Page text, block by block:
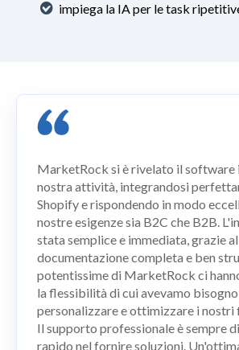
impiega la IA per le task
MarketRock si è rivelato il software
nostra attività, integrandosi
Shopify e rispondendo in modo
nostre esigenze sia B2C che B2B.
stata semplice e immediata, grazie
documentazione completa e ben
potentissime di MarketRock ci
la flessibilità di cui avevamo
personalizzare e ottimizzare i nostri
Il supporto professionale è sempre
rapido nel fornire soluzioni.